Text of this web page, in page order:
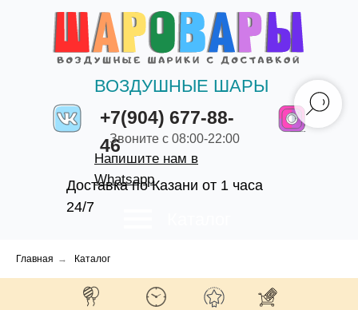
+7(904) 677-88-
46
ВОЗДУШНЫЕ ШАРЫ
Доставка по Казани от 1 часа
24/7
Звоните с 08:00-22:00
Напишите нам в
Whatsapp
Главная → Каталог